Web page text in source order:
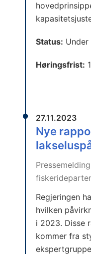
Status: Under
Høringsfrist:
27.11.2023
Nye
Regjeringen
hvilken
i 2023. Disse
kommer fra